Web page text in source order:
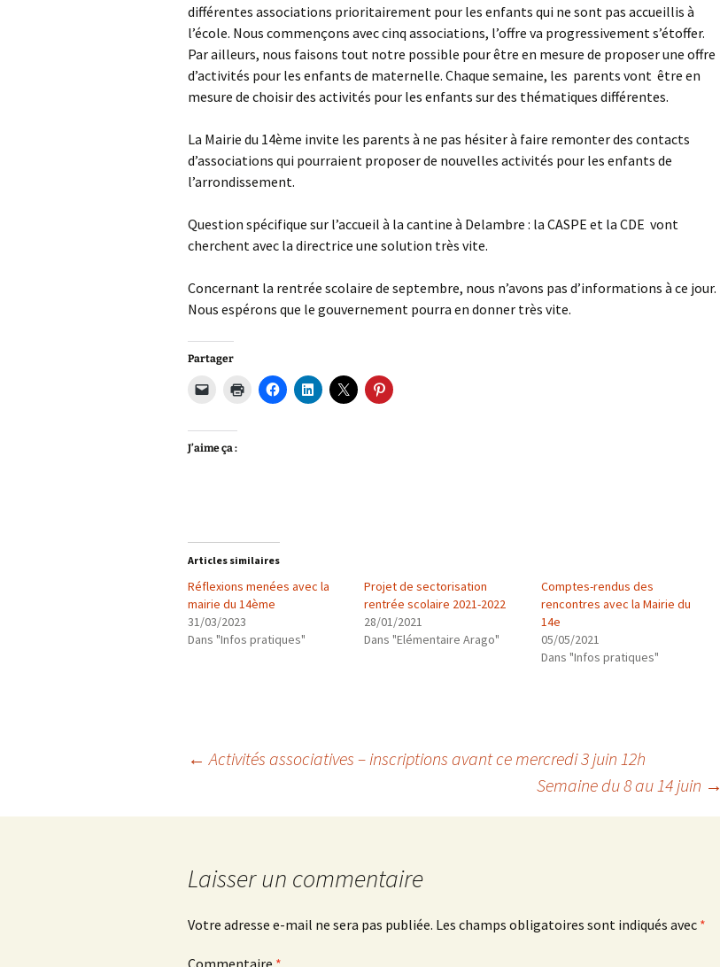
différentes associations prioritairement pour les enfants qui ne sont pas accueillis à
l’école. Nous commençons avec cinq associations, l’offre va progressivement s’étoffer.
Par ailleurs, nous faisons tout notre possible pour être en mesure de proposer une offre
d’activités pour les enfants de maternelle. Chaque semaine, les parents vont être en
mesure de choisir des activités pour les enfants sur des thématiques différentes.
La Mairie du 14ème invite les parents à ne pas hésiter à faire remonter des contacts
d’associations qui pourraient proposer de nouvelles activités pour les enfants de
l’arrondissement.
Question spécifique sur l’accueil à la cantine à Delambre : la CASPE et la CDE vont
cherchent avec la directrice une solution très vite.
Concernant la rentrée scolaire de septembre, nous n’avons pas d’informations à ce jour.
Nous espérons que le gouvernement pourra en donner très vite.
Partager
J’aime ça :
Articles similaires
Réflexions menées avec la
mairie du 14ème
31/03/2023
Dans "Infos pratiques"
Projet de sectorisation
rentrée scolaire 2021-2022
28/01/2021
Dans "Elémentaire Arago"
Comptes-rendus des
rencontres avec la Mairie du
14e
05/05/2021
Dans "Infos pratiques"
Navigation
des
← Activités associatives – inscriptions avant ce mercredi 3 juin 12h
Semaine du 8 au 14 juin →
Laisser un commentaire
Votre adresse e-mail ne sera pas publiée. Les champs obligatoires sont indiqués avec *
Commentaire *